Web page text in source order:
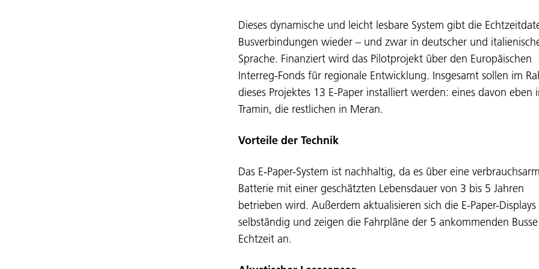
Dieses dynamische und leicht lesbare System gibt die
Busverbindungen wieder – und zwar in deutscher und
Sprache. Finanziert wird das Pilotprojekt über den Europäischen
Interreg-Fonds für regionale Entwicklung. Insgesamt sollen im
dieses Projektes 13 E-Paper installiert werden: eines davon eben
Tramin, die restlichen in Meran.
Vorteile der Technik
Das E-Paper-System ist nachhaltig, da es über eine
Batterie mit einer geschätzten Lebensdauer von 3 bis 5 Jahren
betrieben wird. Außerdem aktualisieren sich die E-Paper-Displays
selbständig und zeigen die Fahrpläne der 5 ankommenden
Echtzeit an.